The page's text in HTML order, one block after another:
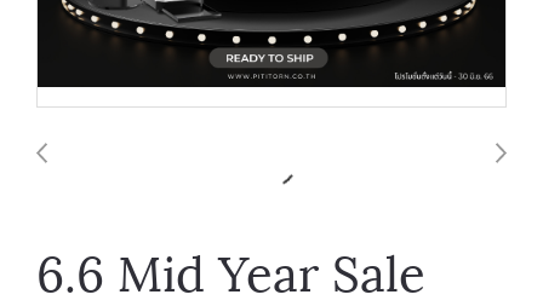
6.6 Mid Year Sale